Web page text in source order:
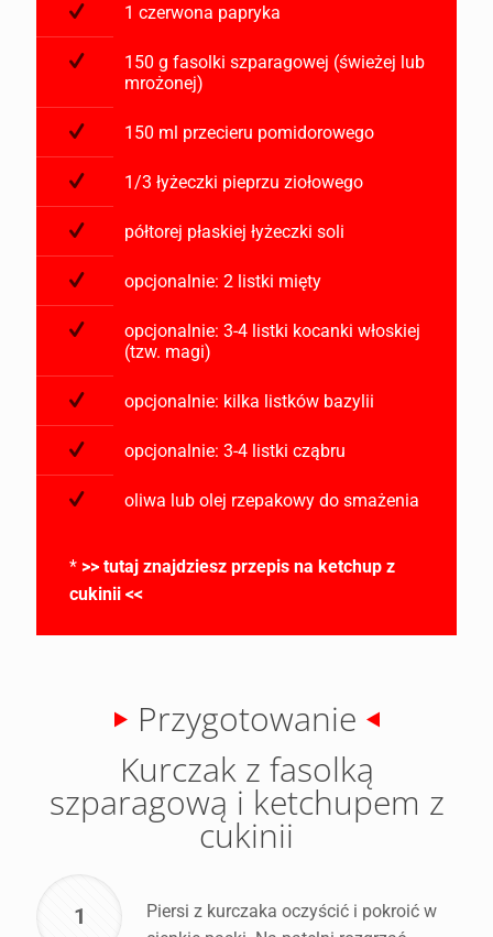
1 czerwona papryka
150 g fasolki szparagowej (świeżej lub
mrożonej)
150 ml przecieru pomidorowego
1/3 łyżeczki pieprzu ziołowego
półtorej płaskiej łyżeczki soli
opcjonalnie: 2 listki mięty
opcjonalnie: 3-4 listki kocanki włoskiej
(tzw. magi)
opcjonalnie: kilka listków bazylii
opcjonalnie: 3-4 listki cząbru
oliwa lub olej rzepakowy do smażenia
* >> tutaj znajdziesz przepis na ketchup z
cukinii <<
Przygotowanie
Kurczak z fasolką
szparagową i ketchupem z
cukinii
1
Piersi z kurczaka oczyścić i pokroić w